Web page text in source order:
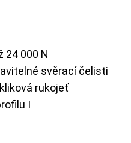
24 000 N
svěrací čelisti
rukojeť
I